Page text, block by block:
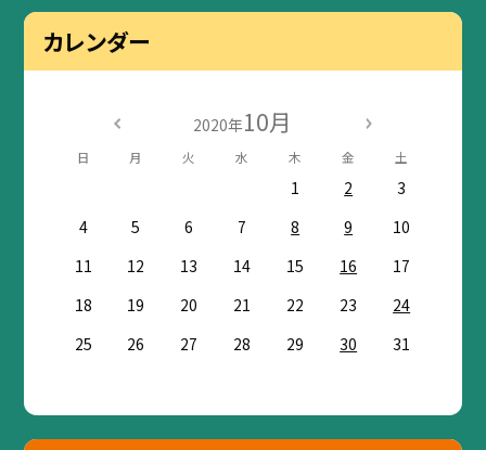
カレンダー
2020年10月
日 月 火 水 木 金 土
1 2
3
4
5 6 7 8 9
10
11
12 13 14 15 16
17
18
19 20 21 22 23
24
25
26 27 28 29 30 31